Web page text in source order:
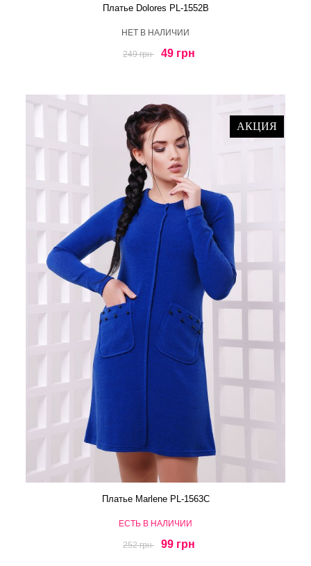
Платье Dolores PL-1552B
HЕТ В НАЛИЧИИ
249 грн 49 грн
АКЦИЯ
Платье Marlene PL-1563C
ЕСТЬ В НАЛИЧИИ
252 грн 99 грн